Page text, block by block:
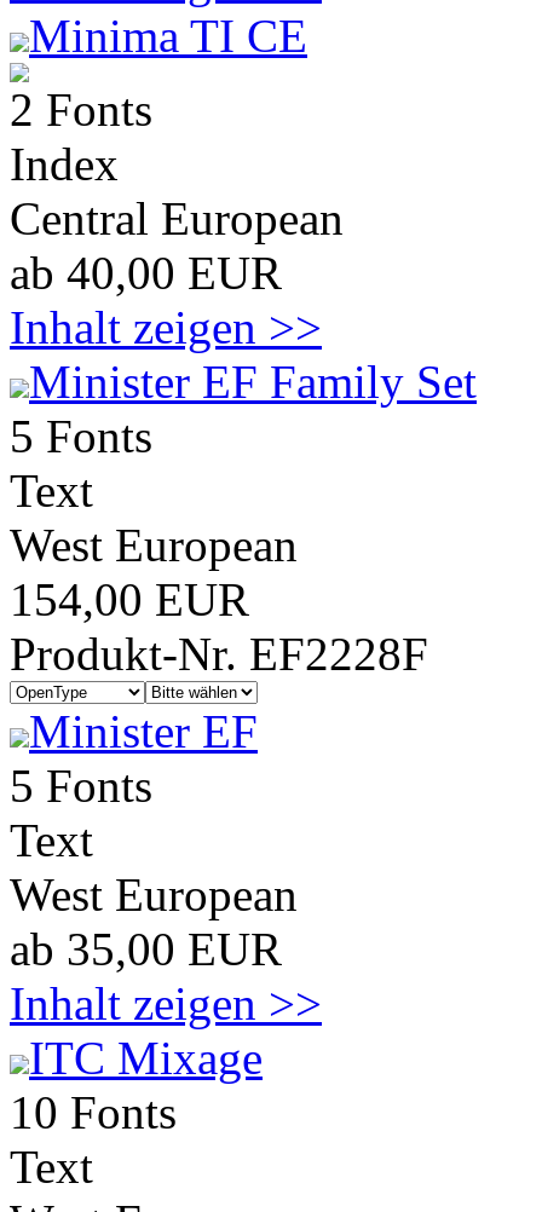
Minima TI CE
2 Fonts
Index
Central European
ab 40,00 EUR
Inhalt zeigen >>
Minister EF Family Set
5 Fonts
Text
West European
154,00 EUR
Produkt-Nr. EF2228F
Minister EF
5 Fonts
Text
West European
ab 35,00 EUR
Inhalt zeigen >>
ITC Mixage
10 Fonts
Text